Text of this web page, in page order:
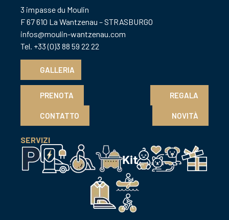
3 impasse du Moulin
F 67 610 La Wantzenau – STRASBURGO
infos@moulin-wantzenau.com
Tel. +33 (0)3 88 59 22 22
GALLERIA
PRENOTA REGALA
CONTATTO NOVITÀ
SERVIZI